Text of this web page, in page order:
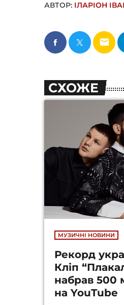
АВТОР: ІЛАРІОН
email
СХОЖЕ
МУЗИЧНІ НОВИНИ
Рекорд
Кліп
набрав 500
на YouTube